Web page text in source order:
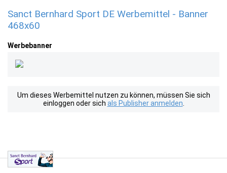
Sanct Bernhard Sport DE Werbemittel - Banner
468x60
Werbebanner
Um dieses Werbemittel nutzen zu können, müssen Sie sich
einloggen oder sich als Publisher anmelden